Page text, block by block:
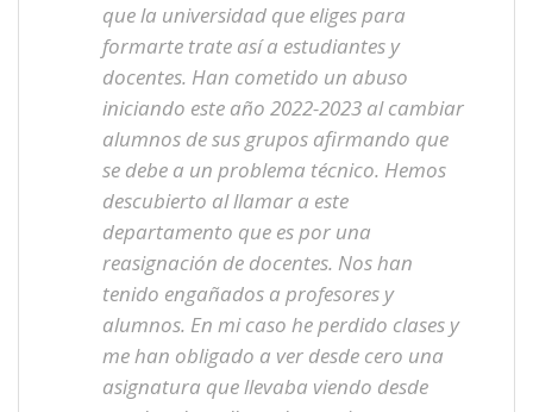
que la universidad que eliges para
formarte trate así a estudiantes y
docentes. Han cometido un abuso
iniciando este año 2022-2023 al cambiar
alumnos de sus grupos afirmando que
se debe a un problema técnico. Hemos
descubierto al llamar a este
departamento que es por una
reasignación de docentes. Nos han
tenido engañados a profesores y
alumnos. En mi caso he perdido clases y
me han obligado a ver desde cero una
asignatura que llevaba viendo desde